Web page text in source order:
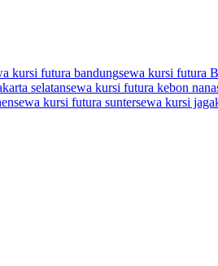
kursi futura bandungsewa kursi futura
selatansewa kursi futura kebon
sewa kursi futura suntersewa kursi